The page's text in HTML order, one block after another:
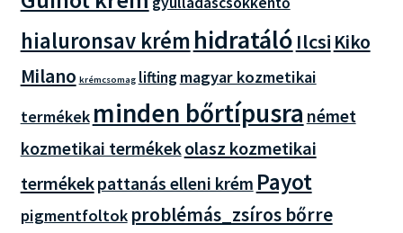
hialuronsav krémhidratáló Ilcsi Kiko
Milano krémcsomag lifting magyar kozmetikai
termékek minden bőrtípusra német
kozmetikai termékekolasz kozmetikai
termékekpattanás elleni krém Payot
pigmentfoltok problémás_zsíros bőrre